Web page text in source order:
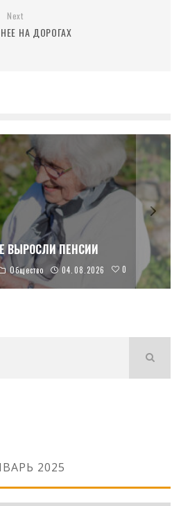
Next
НА ДОРОГАХ
ВЫРОСЛИ ПЕНСИИ
Общество 04.08.2026 0
2025